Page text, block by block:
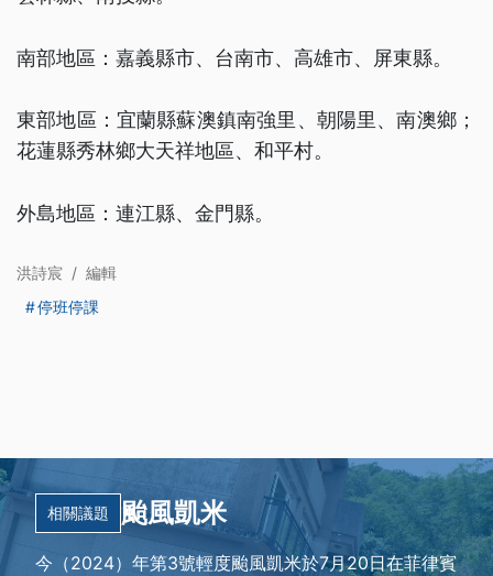
南部地區：嘉義縣市、台南市、高雄市、屏東縣。
東部地區：宜蘭縣蘇澳鎮南強里、朝陽里、南澳鄉；
花蓮縣秀林鄉大天祥地區、和平村。
外島地區：連江縣、金門縣。
洪詩宸 / 編輯
停班停課
相關議題 颱風凱米
今（2024）年第3號輕度颱風凱米於7月20日在菲律賓